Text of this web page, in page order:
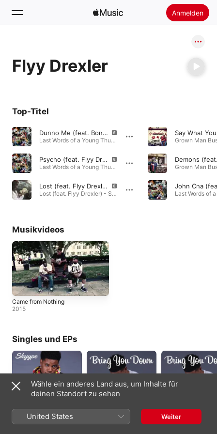
Anmelden
Startseite
Radio
Flyy Drexler
Top-Titel
Dunno Me (feat. Bonez the Maztermynd, Teddy Graham, Flyy Drexler, RoGoneGo & Self Explanitory)
Last Words of a Young Thug · 2020
Psycho (feat. Flyy Drexler)
Last Words of a Young Thug · 2020
Lost (feat. Flyy Drexler)
Lost (feat. Flyy Drexler) - Single · 2020
Grown Man
Musikvideos
Came from Nothing
2015
Singles und EPs
Skyype - Single
Bring You Down -
Bring You Down
Wähle ein anderes Land aus, um Inhalte für
deinen Standort zu sehen
United States Weiter